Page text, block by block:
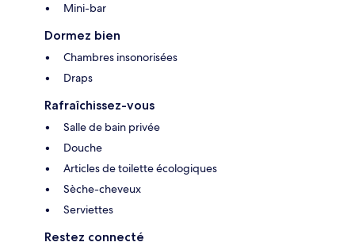
Mini-bar
Dormez bien
Chambres insonorisées
Draps
Rafraîchissez-vous
Salle de bain privée
Douche
Articles de toilette écologiques
Sèche-cheveux
Serviettes
Restez connecté